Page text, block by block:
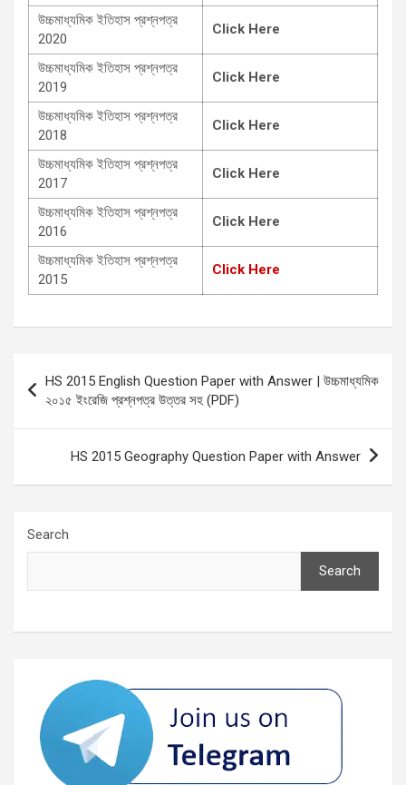
উচ্চমাধ্যমিক ইতিহাস প্রশ্নপত্র
2020
Click Here
উচ্চমাধ্যমিক ইতিহাস প্রশ্নপত্র
2019
Click Here
উচ্চমাধ্যমিক ইতিহাস প্রশ্নপত্র
2018
Click Here
উচ্চমাধ্যমিক ইতিহাস প্রশ্নপত্র
2017
Click Here
উচ্চমাধ্যমিক ইতিহাস প্রশ্নপত্র
2016
Click Here
উচ্চমাধ্যমিক ইতিহাস প্রশ্নপত্র
2015
Click Here
navigation
HS 2015 English Question Paper with Answer | উচ্চমাধ্যমিক
২০১৫ ইংরেজি প্রশ্নপত্র উত্তর সহ (PDF)
HS 2015 Geography Question Paper with Answer
Search
Search